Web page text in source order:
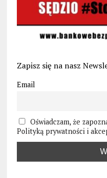
Zapisz się na nasz
Email
Oświadczam, że
Polityką prywatności i